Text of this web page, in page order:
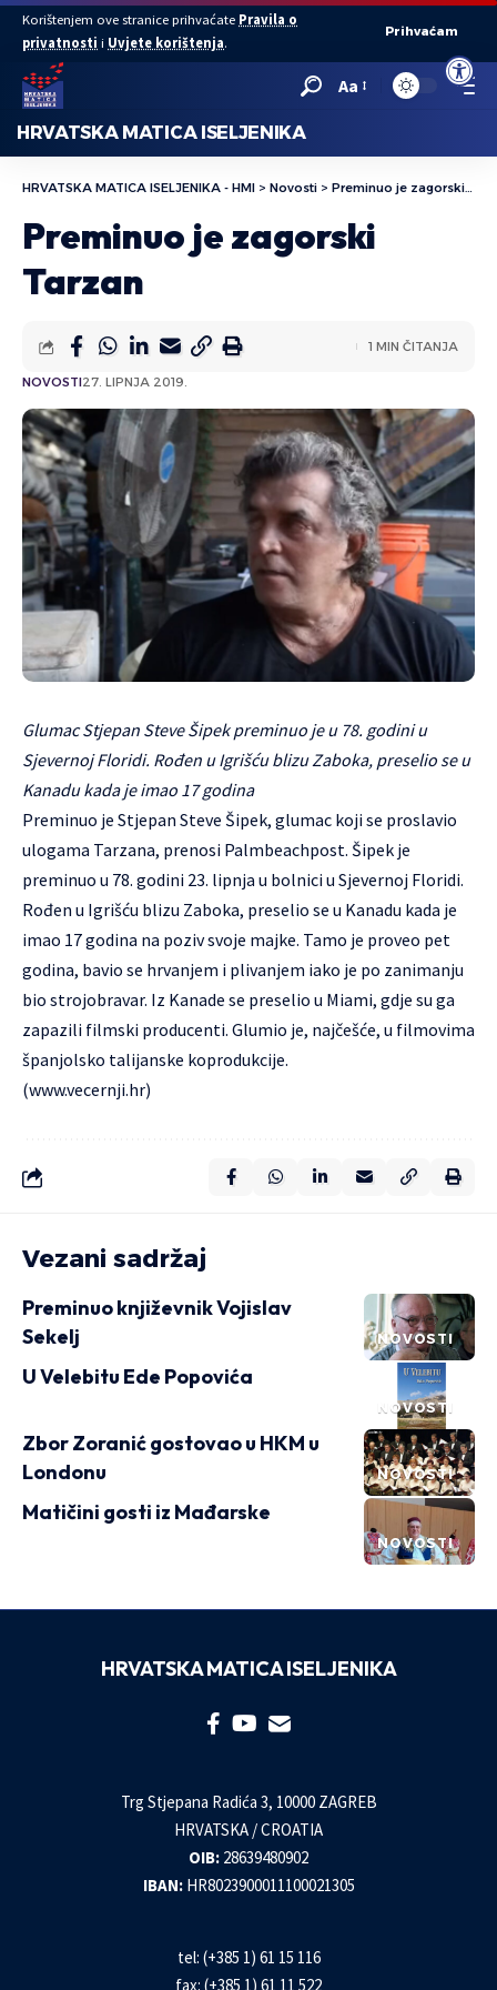
Open
Korištenjem ove stranice prihvaćate Pravila o
privatnosti i Uvjete korištenja.
Prihvaćam
Aa
HRVATSKA MATICA ISELJENIKA
HRVATSKA MATICA ISELJENIKA - HMI > Novosti > Preminuo je zagorski Tarzan
Preminuo je zagorski
Tarzan
NOVOSTI27. LIPNJA 2019.
1 MIN ČITANJA
Glumac Stjepan Steve Šipek preminuo je u 78. godini u
Sjevernoj Floridi. Rođen u Igrišću blizu Zaboka, preselio se u
Kanadu kada je imao 17 godina
Preminuo je Stjepan Steve Šipek, glumac koji se proslavio
ulogama Tarzana, prenosi Palmbeachpost. Šipek je
preminuo u 78. godini 23. lipnja u bolnici u Sjevernoj Floridi.
Rođen u Igrišću blizu Zaboka, preselio se u Kanadu kada je
imao 17 godina na poziv svoje majke. Tamo je proveo pet
godina, bavio se hrvanjem i plivanjem iako je po zanimanju
bio strojobravar. Iz Kanade se preselio u Miami, gdje su ga
zapazili filmski producenti. Glumio je, najčešće, u filmovima
španjolsko talijanske koprodukcije.
(www.vecernji.hr)
Vezani sadržaj
NOVOSTI
Preminuo književnik Vojislav
Sekelj
NOVOSTI
U Velebitu Ede Popovića
NOVOSTI
Zbor Zoranić gostovao u HKM u
Londonu
NOVOSTI
Matičini gosti iz Mađarske
HRVATSKA MATICA ISELJENIKA
Trg Stjepana Radića 3, 10000 ZAGREB
HRVATSKA / CROATIA
OIB: 28639480902
IBAN: HR8023900011100021305
tel: (+385 1) 61 15 116
fax: (+385 1) 61 11 522